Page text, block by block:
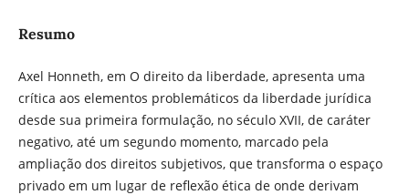
Resumo
Axel Honneth, em O direito da liberdade, apresenta uma
crítica aos elementos problemáticos da liberdade jurídica
desde sua primeira formulação, no século XVII, de caráter
negativo, até um segundo momento, marcado pela
ampliação dos direitos subjetivos, que transforma o espaço
privado em um lugar de reflexão ética de onde derivam